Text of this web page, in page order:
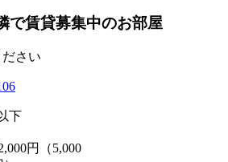
で賃貸募集中のお部屋
さい
下
円（5,000